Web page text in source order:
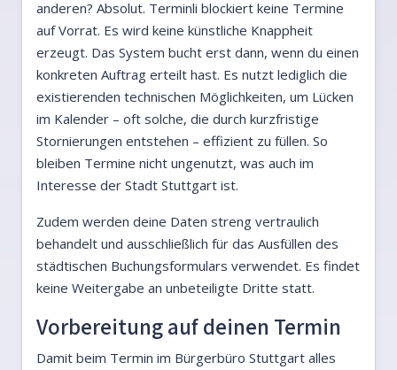
anderen? Absolut. Terminli blockiert keine Termine
auf Vorrat. Es wird keine künstliche Knappheit
erzeugt. Das System bucht erst dann, wenn du einen
konkreten Auftrag erteilt hast. Es nutzt lediglich die
existierenden technischen Möglichkeiten, um Lücken
im Kalender – oft solche, die durch kurzfristige
Stornierungen entstehen – effizient zu füllen. So
bleiben Termine nicht ungenutzt, was auch im
Interesse der Stadt Stuttgart ist.
Zudem werden deine Daten streng vertraulich
behandelt und ausschließlich für das Ausfüllen des
städtischen Buchungsformulars verwendet. Es findet
keine Weitergabe an unbeteiligte Dritte statt.
Vorbereitung auf deinen Termin
Damit beim Termin im Bürgerbüro Stuttgart alles